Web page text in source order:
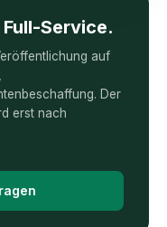
Service.
auf
Der
erst nach